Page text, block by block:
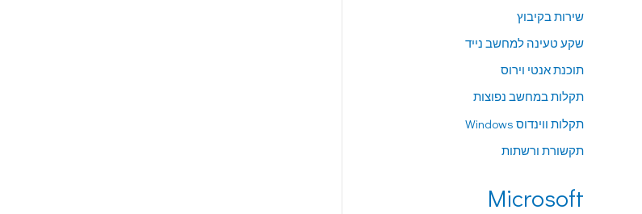
שירות בקיבוץ
שקע טעינה למחשב נייד
תוכנת אנטי וירוס
תקלות במחשב נפוצות
תקלות ווינדוס Windows
תקשורת ורשתות
Microsoft